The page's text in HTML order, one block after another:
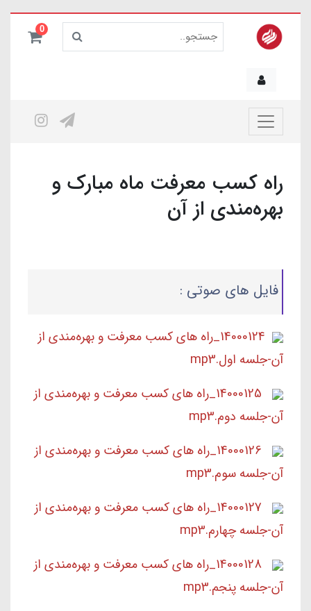
0
راه کسب معرفت ماه مبارک و
بهره‌مندی از آن
فایل های صوتی :
14000124_راه های کسب معرفت و بهره‌مندی از
آن-جلسه اول.mp3
14000125_راه های کسب معرفت و بهره‌مندی از
آن-جلسه دوم.mp3
14000126_راه های کسب معرفت و بهره‌مندی از
آن-جلسه سوم.mp3
14000127_راه های کسب معرفت و بهره‌مندی از
آن-جلسه چهارم.mp3
14000128_راه های کسب معرفت و بهره‌مندی از
آن-جلسه پنجم.mp3